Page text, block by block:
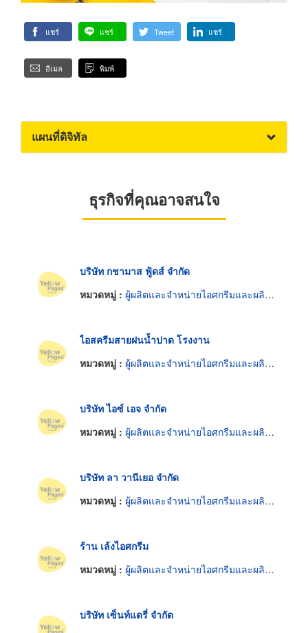
แชร์ แชร์ Tweet แชร์
อีเมล พิมพ์
แผนที่ดิจิทัล
ธุรกิจที่คุณอาจสนใจ
บริษัท กชามาส ฟู้ดส์ จำกัด
หมวดหมู่ : ผู้ผลิตและจำหน่ายไอศกรีมและผลิตภัณฑ์แช่แข็ง
ไอสครีมสายฝนน้ำปาด โรงงาน
หมวดหมู่ : ผู้ผลิตและจำหน่ายไอศกรีมและผลิตภัณฑ์แช่แข็ง
บริษัท ไอซ์ เอจ จำกัด
หมวดหมู่ : ผู้ผลิตและจำหน่ายไอศกรีมและผลิตภัณฑ์แช่แข็ง
บริษัท ลา วานีเยอ จำกัด
หมวดหมู่ : ผู้ผลิตและจำหน่ายไอศกรีมและผลิตภัณฑ์แช่แข็ง
ร้าน เล้งไอศกรีม
หมวดหมู่ : ผู้ผลิตและจำหน่ายไอศกรีมและผลิตภัณฑ์แช่แข็ง
บริษัท เซ็นท์แดรี่ จำกัด